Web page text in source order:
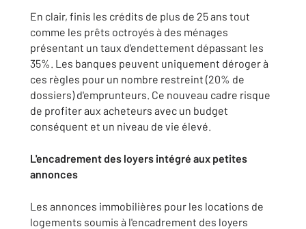
En clair, finis les crédits de plus de 25 ans tout
comme les prêts octroyés à des ménages
présentant un taux d'endettement dépassant les
35%. Les banques peuvent uniquement déroger à
ces règles pour un nombre restreint (20% de
dossiers) d'emprunteurs. Ce nouveau cadre risque
de profiter aux acheteurs avec un budget
conséquent et un niveau de vie élevé.
L'encadrement des loyers intégré aux petites
annonces
Les annonces immobilières pour les locations de
logements soumis à l'encadrement des loyers